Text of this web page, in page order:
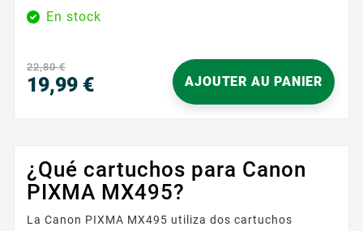
couleur. Parfaite pour les photos et les documents
colorés, elle garantit des résultats de haute qualité et
pages, cette cartouche assure des impressions
durables et fiables, idéales pour les travaux
nécessitant des couleurs riches et intenses. Sa...
En stock
22,80 €
19,99 € AJOUTER AU PANIER
¿Qué cartuchos para Canon
PIXMA MX495?
La Canon PIXMA MX495 utiliza dos cartuchos